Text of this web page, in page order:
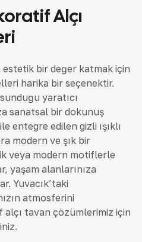
Alçı
estetik bir değer katmak için
harika bir seçenektir.
yaratıcı
sanatsal bir dokunuş
entegre edilen gizli ışıklı
modern ve şık bir
veya modern motiflerle
yaşam alanlarınıza
Yuvacık’taki
atmosferini
tavan çözümlerimiz için